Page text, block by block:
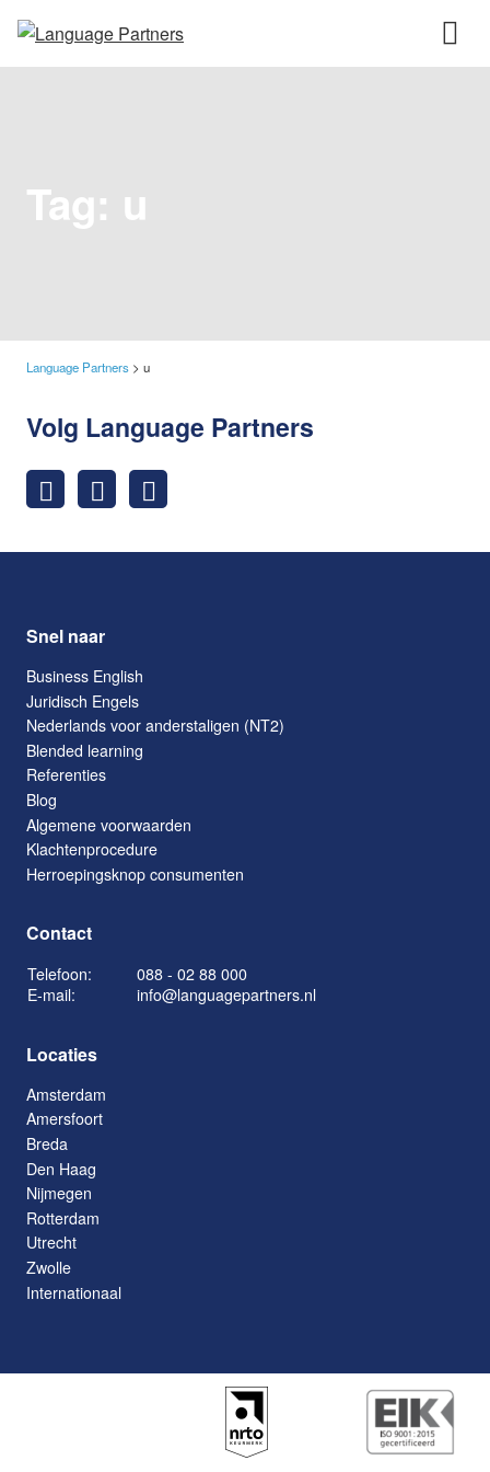
Tag: u
Language Partners > u
Volg Language Partners
Snel naar
Business English
Juridisch Engels
Nederlands voor anderstaligen (NT2)
Blended learning
Referenties
Blog
Algemene voorwaarden
Klachtenprocedure
Herroepingsknop consumenten
Contact
Telefoon:
088 - 02 88 000
E-mail:
info@languagepartners.nl
Locaties
Amsterdam
Amersfoort
Breda
Den Haag
Nijmegen
Rotterdam
Utrecht
Zwolle
Internationaal